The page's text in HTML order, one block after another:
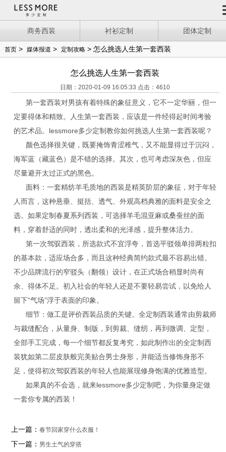
商务西装 衬衫定制 团体定制
首页> 媒体报道 > 定制攻略> 怎么挑选人生第一套西装
怎么挑选人生第一套西装
日期：2020-01-09 16:05:33 点击：4610
第一套西装对男孩有着特殊的象征意义，它不一定华丽，但一
定要得体和精致。人生第一套西装，应该是一件经得起时间考验
的艺术品。lessmore多少定制教你如何挑选人生第一套西装呢？
颜色选择很关键，既要掩饰青涩稚气，又不能显得过于沉闷，
海军蓝（藏蓝色）是不错的选择。其次，也可考虑深灰色，但应
尽量避开太过正式的黑色。
面料：一套精纺羊毛质地的西装是精英阶层的象征，对于年轻
人而言，这种悬垂、挺括、透气、外观高档典雅的面料是安全之
选。如果定制春夏系列西装，可选择羊毛混亚麻或桑蚕丝的面
料，穿着舒适的同时，透出柔和的光泽感，提升整体活力。
第一次驾驭西装，所选款式不宜浮夸，首选平驳领单排两粒扣
的基本款，适应场合多，而且这种经典简约款式最不容易出错。
不少品牌流行的窄驳头（翻领）设计，在正式场合稍显时尚有
余、得体不足。初入社会的年轻人还是不要轻易尝试，以免给人
留下“气场”浮于表面的印象。
细节：做工是评价西装品质的关键。全定制西装通常由剪裁师
与裁缝配合，从量身、制版，到剪裁、缝纫，再到微调、定型，
全部手工完成，每一个细节都反复考究，如此制作出的全定制西
装犹如第二层皮肤般完美贴合男士身形，并能适当修饰身形不
足，使得初次驾驭西装的年轻人也能展现修身饱满的优雅造型。
如果真的不会选，就来lessmore多少定制吧，为你量身定做
一套你专属的西装！
上一篇：春节回家穿什么衣服！
下一篇： 男生土气的穿搭